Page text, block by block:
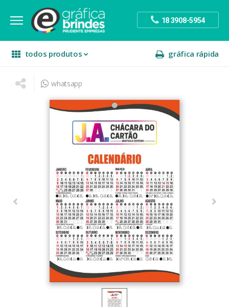
18 3908-5954
todos produtos gráfica rápida
escritório
festa presente
whatsapp